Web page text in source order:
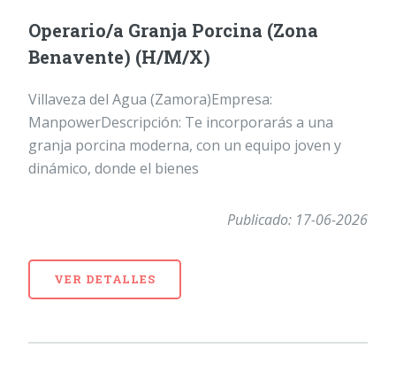
Operario/a Granja Porcina (Zona
Benavente) (H/M/X)
Villaveza del Agua (Zamora)Empresa:
ManpowerDescripción: Te incorporarás a una
granja porcina moderna, con un equipo joven y
dinámico, donde el bienes
Publicado: 17-06-2026
VER DETALLES